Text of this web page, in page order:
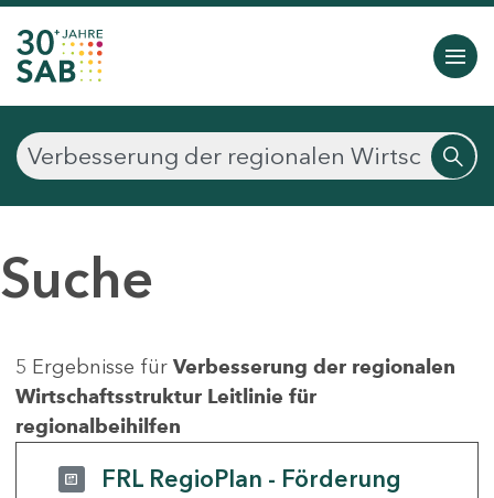
Suche
5 Ergebnisse für Verbesserung der regionalen
Wirtschaftsstruktur Leitlinie für
regionalbeihilfen
FRL RegioPlan - Förderung